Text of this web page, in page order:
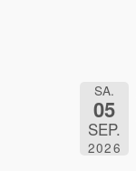
SA.
05
SEP.
2026